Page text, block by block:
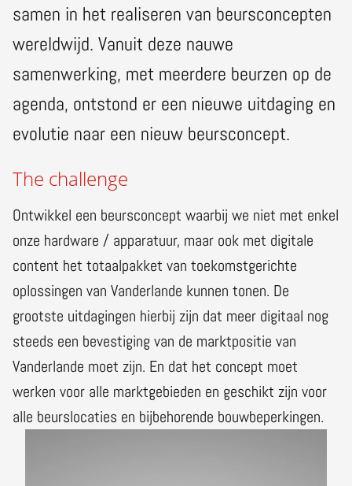
samen in het realiseren van beursconcepten
wereldwijd. Vanuit deze nauwe
samenwerking, met meerdere beurzen op de
agenda, ontstond er een nieuwe uitdaging en
evolutie naar een nieuw beursconcept.
The challenge
Ontwikkel een beursconcept waarbij we niet met enkel
onze hardware / apparatuur, maar ook met digitale
content het totaalpakket van toekomstgerichte
oplossingen van Vanderlande kunnen tonen. De
grootste uitdagingen hierbij zijn dat meer digitaal nog
steeds een bevestiging van de marktpositie van
Vanderlande moet zijn. En dat het concept moet
werken voor alle marktgebieden en geschikt zijn voor
alle beurslocaties en bijbehorende bouwbeperkingen.